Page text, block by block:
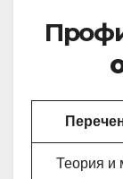
Теория и